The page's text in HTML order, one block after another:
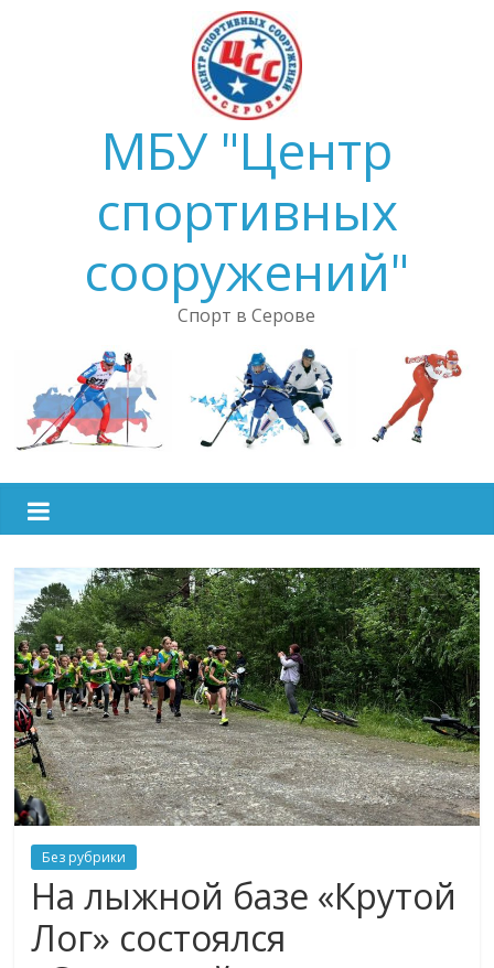
МБУ "Центр
спортивных
сооружений"
Спорт в Серове
Без рубрики
На лыжной базе «Крутой
Лог» состоялся